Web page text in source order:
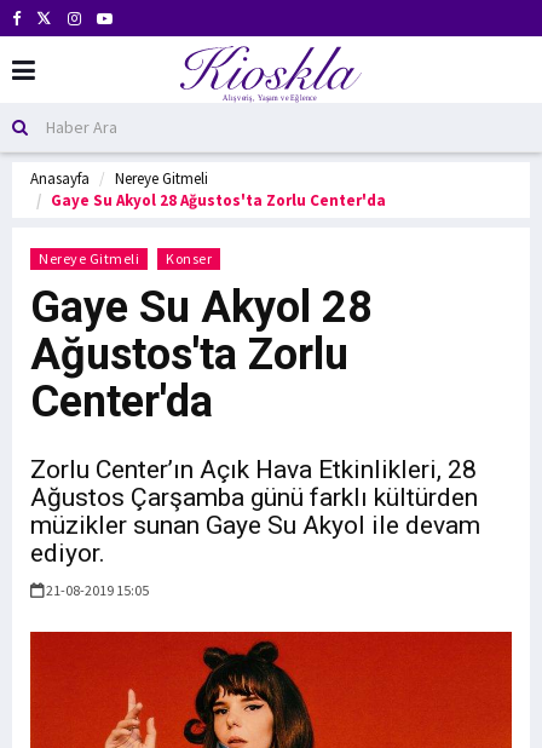
Anasayfa
Nereye Gitmeli
Gaye Su Akyol 28 Ağustos'ta Zorlu Center'da
Nereye Gitmeli Konser
Gaye Su Akyol 28
Ağustos'ta Zorlu
Center'da
Zorlu Center’ın Açık Hava Etkinlikleri, 28
Ağustos Çarşamba günü farklı kültürden
müzikler sunan Gaye Su Akyol ile devam
ediyor.
21-08-2019 15:05